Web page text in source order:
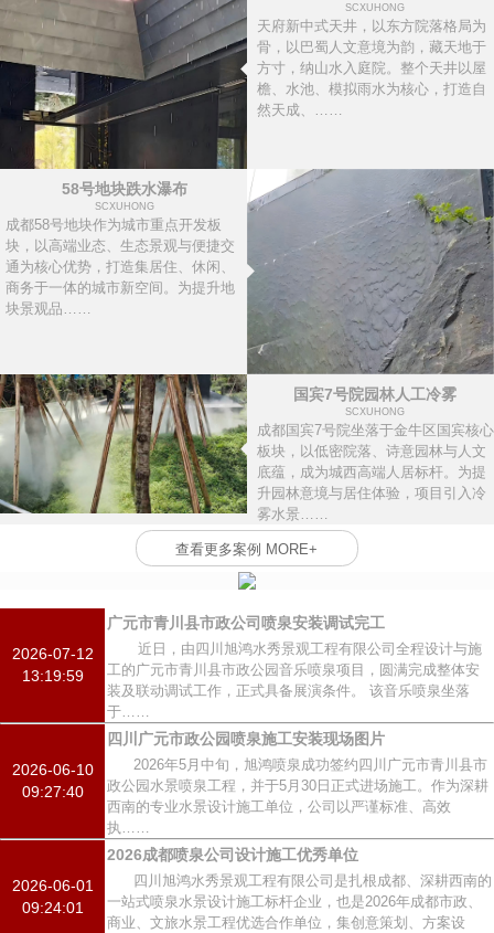
SCXUHONG
天府新中式天井，以东方院落格局为
骨，以巴蜀人文意境为韵，藏天地于
方寸，纳山水入庭院。整个天井以屋
檐、水池、模拟雨水为核心，打造自
然天成、……
58号地块跌水瀑布
SCXUHONG
成都58号地块作为城市重点开发板
块，以高端业态、生态景观与便捷交
通为核心优势，打造集居住、休闲、
商务于一体的城市新空间。为提升地
块景观品……
国宾7号院园林人工冷雾
SCXUHONG
成都国宾7号院坐落于金牛区国宾核心
板块，以低密院落、诗意园林与人文
底蕴，成为城西高端人居标杆。为提
升园林意境与居住体验，项目引入冷
雾水景……
查看更多案例 MORE+
2026-07-12
13:19:59
广元市青川县市政公司喷泉安装调试完工
近日，由四川旭鸿水秀景观工程有限公司全程设计与施
工的广元市青川县市政公园音乐喷泉项目，圆满完成整体安
装及联动调试工作，正式具备展演条件。 该音乐喷泉坐落
于……
2026-06-10
09:27:40
四川广元市政公园喷泉施工安装现场图片
2026年5月中旬，旭鸿喷泉成功签约四川广元市青川县市
政公园水景喷泉工程，并于5月30日正式进场施工。作为深耕
西南的专业水景设计施工单位，公司以严谨标准、高效
执……
2026-06-01
09:24:01
2026成都喷泉公司设计施工优秀单位
四川旭鸿水秀景观工程有限公司是扎根成都、深耕西南的
一站式喷泉水景设计施工标杆企业，也是2026年成都市政、
商业、文旅水景工程优选合作单位，集创意策划、方案设